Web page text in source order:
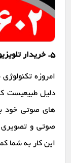
۵. خریدار تلویزیون و لوازم صوتی و تصویری
امروزه
دلیل طبیعیست
های صوتی خود
صوتی و تصویری
این کار به شما